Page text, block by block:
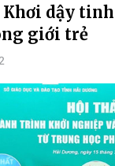
dậy
giới trẻ